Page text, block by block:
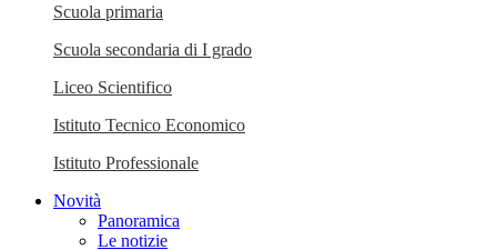
Scuola primaria
Scuola secondaria di I grado
Liceo Scientifico
Istituto Tecnico Economico
Istituto Professionale
Novità
Panoramica
Le notizie